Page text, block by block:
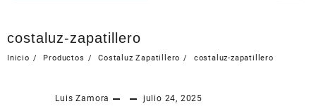
costaluz-zapatillero
Inicio Productos Costaluz Zapatillero costaluz-zapatillero
Luis Zamora julio 24, 2025